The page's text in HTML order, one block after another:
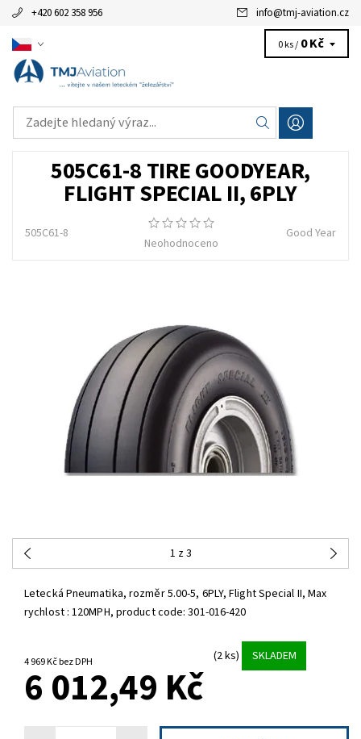
+420 602 358 956 info@tmj-aviation.cz
0 ks / 0 Kč
505C61-8 TIRE GOODYEAR,
FLIGHT SPECIAL II, 6PLY
505C61-8
Neohodnoceno
Good Year
1 z 3
Letecká Pneumatika, rozměr 5.00-5, 6PLY, Flight Special II, Max
rychlost : 120MPH, product code: 301-016-420
4 969 Kč bez DPH (2 ks) SKLADEM
6 012,49 Kč